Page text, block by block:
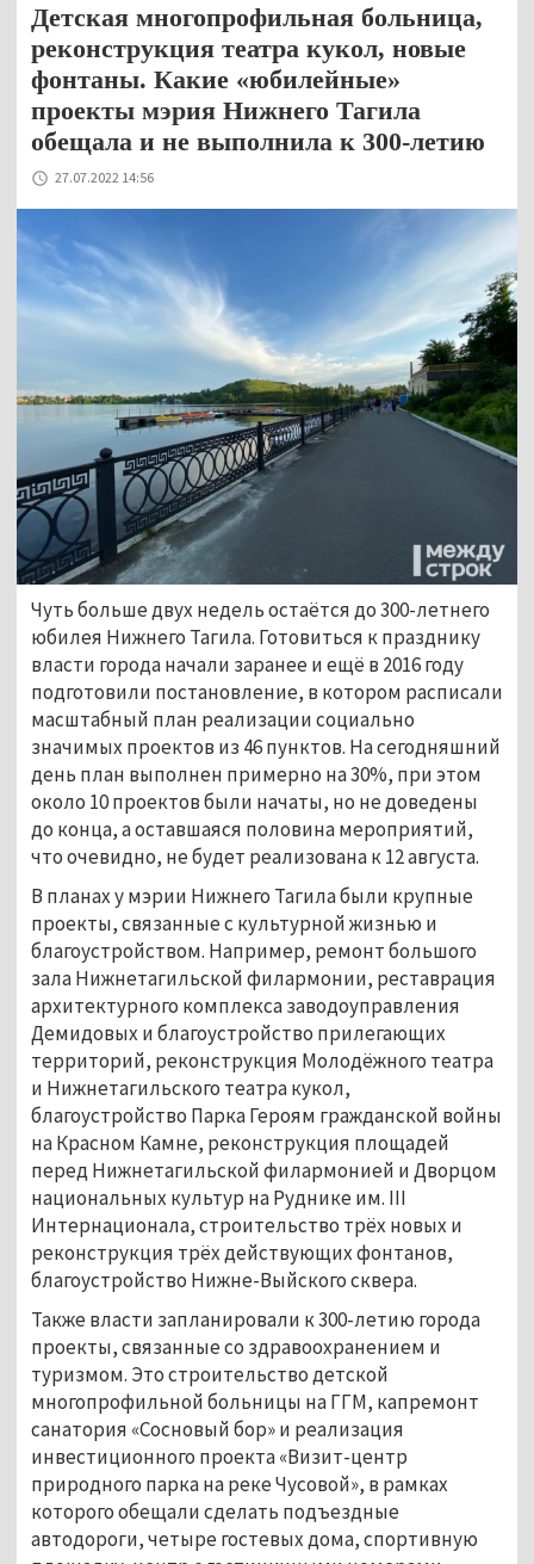
Детская многопрофильная больница,
реконструкция театра кукол, новые
фонтаны. Какие «юбилейные»
проекты мэрия Нижнего Тагила
обещала и не выполнила к 300-летию
27.07.2022 14:56
Чуть больше двух недель остаётся до 300-летнего
юбилея Нижнего Тагила. Готовиться к празднику
власти города начали заранее и ещё в 2016 году
подготовили постановление, в котором расписали
масштабный план реализации социально
значимых проектов из 46 пунктов. На сегодняшний
день план выполнен примерно на 30%, при этом
около 10 проектов были начаты, но не доведены
до конца, а оставшаяся половина мероприятий,
что очевидно, не будет реализована к 12 августа.
В планах у мэрии Нижнего Тагила были крупные
проекты, связанные с культурной жизнью и
благоустройством. Например, ремонт большого
зала Нижнетагильской филармонии, реставрация
архитектурного комплекса заводоуправления
Демидовых и благоустройство прилегающих
территорий, реконструкция Молодёжного театра
и Нижнетагильского театра кукол,
благоустройство Парка Героям гражданской войны
на Красном Камне, реконструкция площадей
перед Нижнетагильской филармонией и Дворцом
национальных культур на Руднике им. III
Интернационала, строительство трёх новых и
реконструкция трёх действующих фонтанов,
благоустройство Нижне-Выйского сквера.
Также власти запланировали к 300-летию города
проекты, связанные со здравоохранением и
туризмом. Это строительство детской
многопрофильной больницы на ГГМ, капремонт
санатория «Сосновый бор» и реализация
инвестиционного проекта «Визит-центр
природного парка на реке Чусовой», в рамках
которого обещали сделать подъездные
автодороги, четыре гостевых дома, спортивную